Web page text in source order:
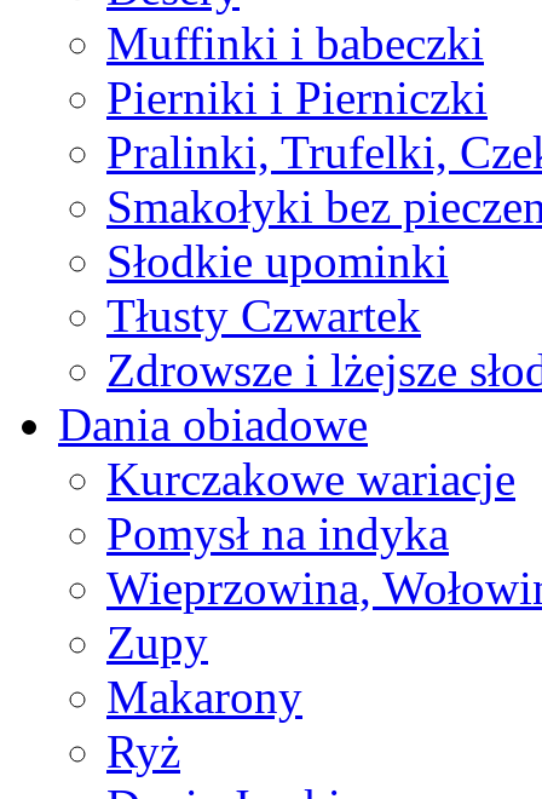
Muffinki i babeczki
Pierniki i Pierniczki
Pralinki, Trufelki,
Smakołyki bez
Słodkie upominki
Tłusty Czwartek
Zdrowsze i lżejsze
Dania obiadowe
Kurczakowe wariacje
Pomysł na indyka
Wieprzowina,
Zupy
Makarony
Ryż